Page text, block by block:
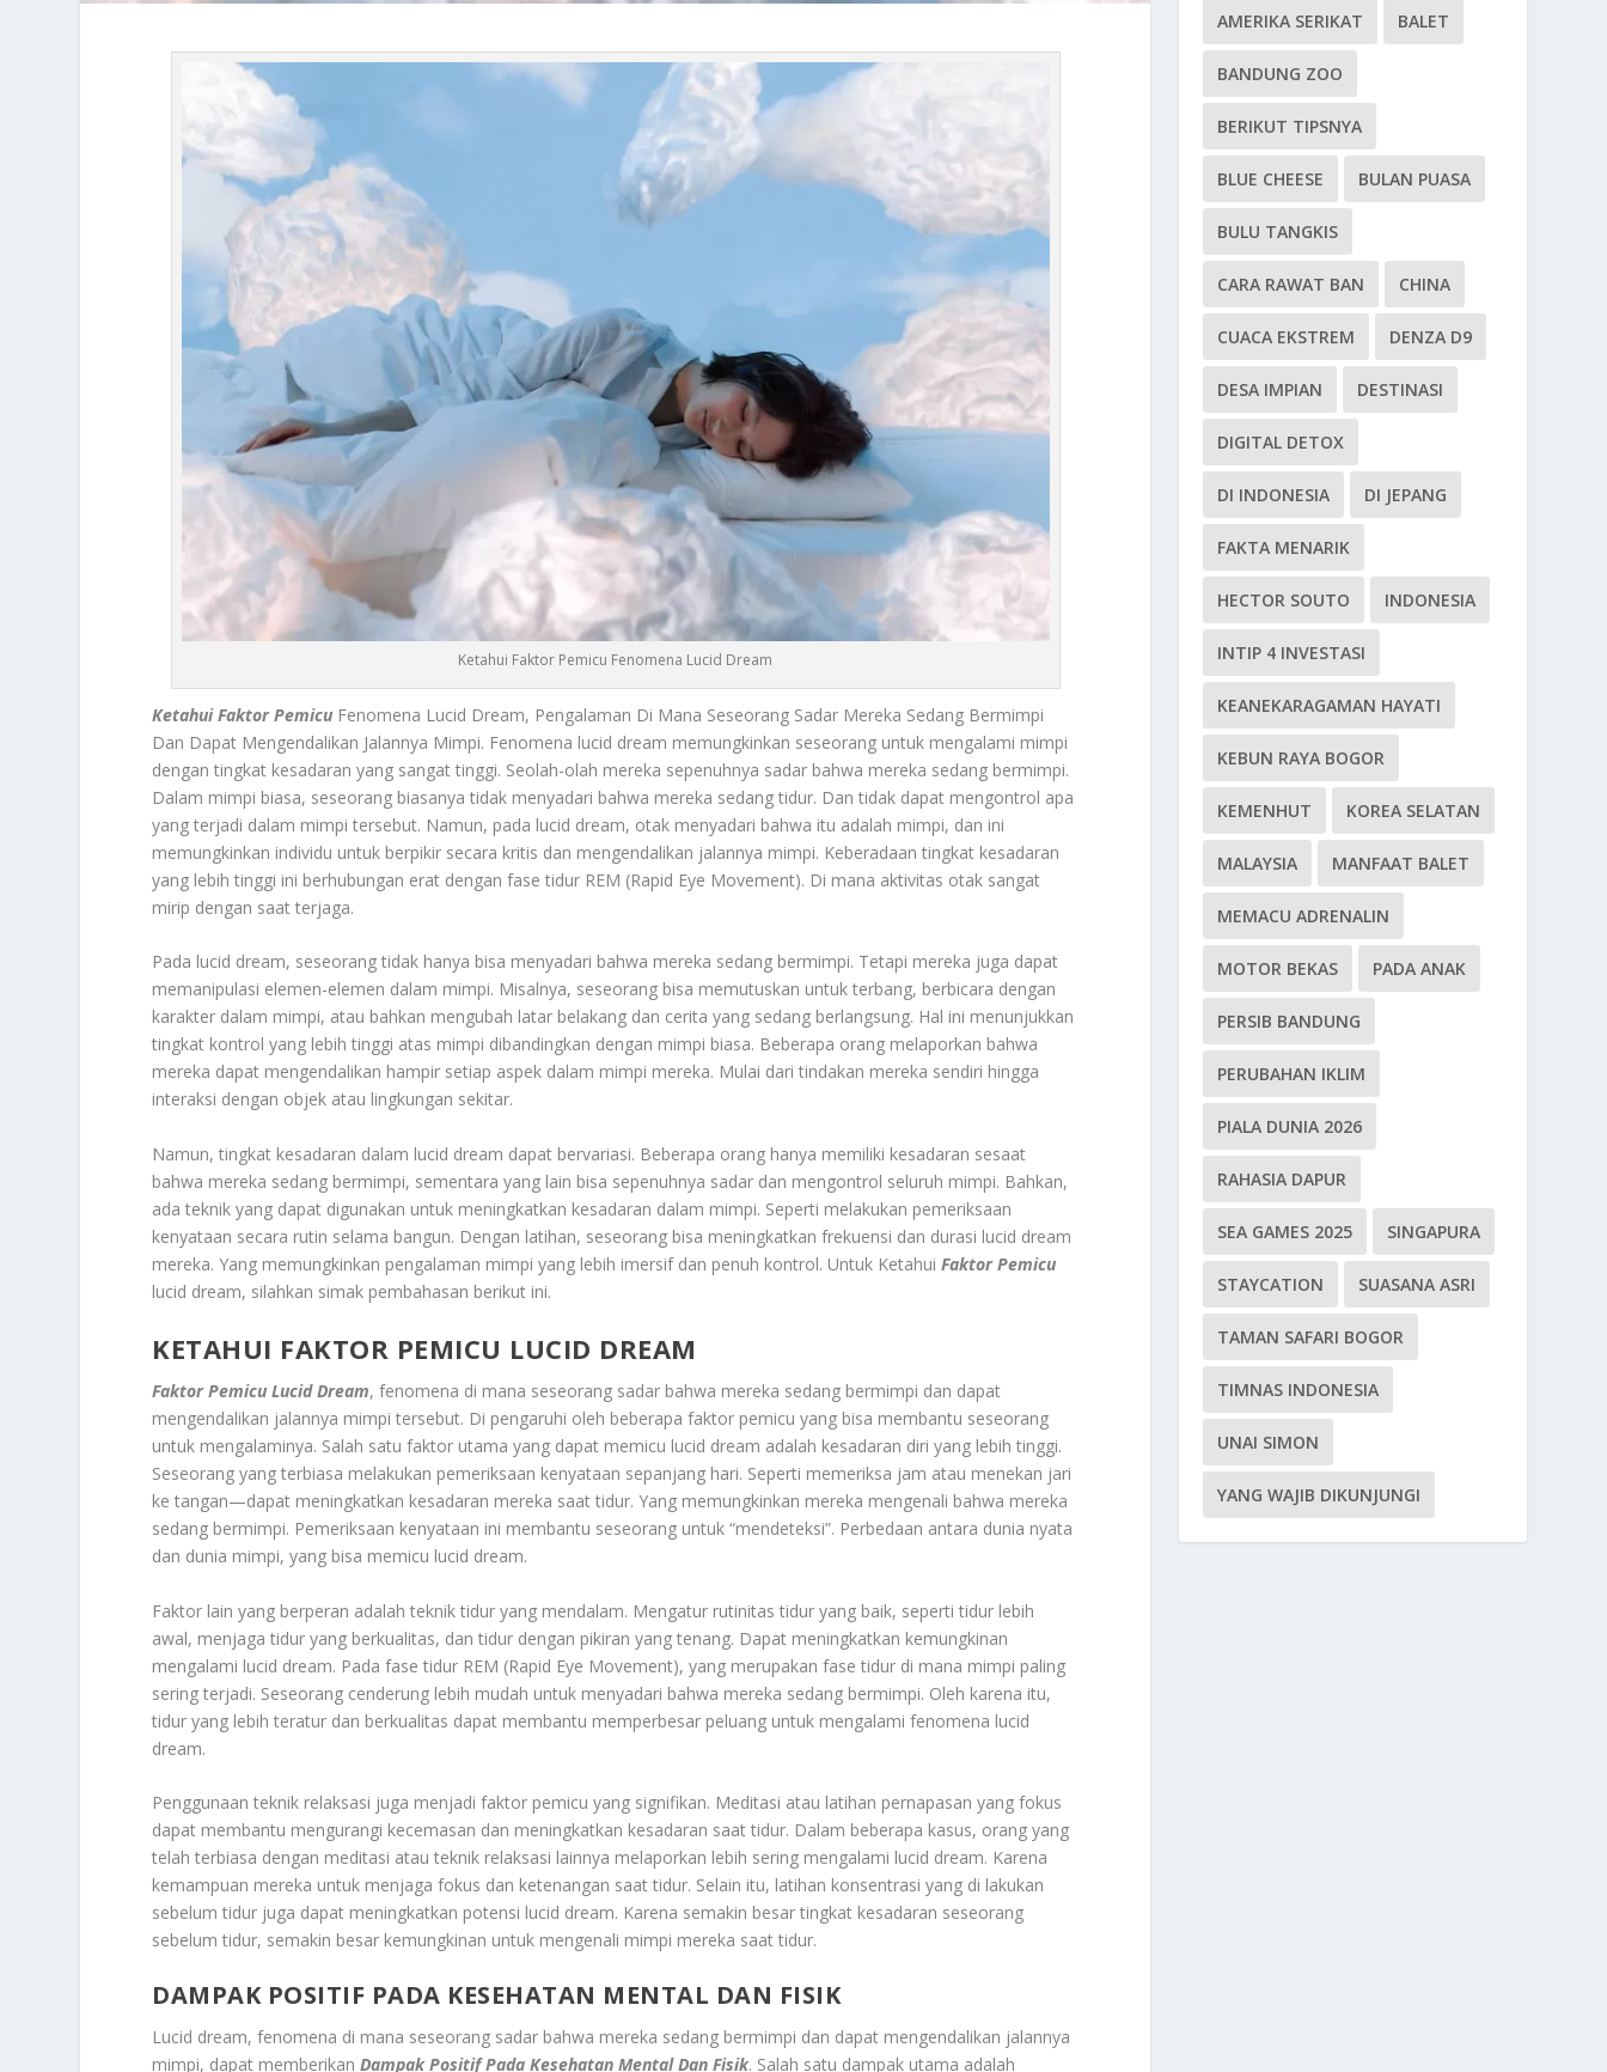
Ketahui Faktor Pemicu Fenomena Lucid Dream
Ketahui Faktor Pemicu Fenomena Lucid Dream, Pengalaman Di Mana Seseorang Sadar Mereka Sedang Bermimpi
Dan Dapat Mengendalikan Jalannya Mimpi. Fenomena lucid dream memungkinkan seseorang untuk mengalami mimpi
dengan tingkat kesadaran yang sangat tinggi. Seolah-olah mereka sepenuhnya sadar bahwa mereka sedang bermimpi.
Dalam mimpi biasa, seseorang biasanya tidak menyadari bahwa mereka sedang tidur. Dan tidak dapat mengontrol apa
yang terjadi dalam mimpi tersebut. Namun, pada lucid dream, otak menyadari bahwa itu adalah mimpi, dan ini
memungkinkan individu untuk berpikir secara kritis dan mengendalikan jalannya mimpi. Keberadaan tingkat kesadaran
yang lebih tinggi ini berhubungan erat dengan fase tidur REM (Rapid Eye Movement). Di mana aktivitas otak sangat
mirip dengan saat terjaga.
Pada lucid dream, seseorang tidak hanya bisa menyadari bahwa mereka sedang bermimpi. Tetapi mereka juga dapat
memanipulasi elemen-elemen dalam mimpi. Misalnya, seseorang bisa memutuskan untuk terbang, berbicara dengan
karakter dalam mimpi, atau bahkan mengubah latar belakang dan cerita yang sedang berlangsung. Hal ini menunjukkan
tingkat kontrol yang lebih tinggi atas mimpi dibandingkan dengan mimpi biasa. Beberapa orang melaporkan bahwa
mereka dapat mengendalikan hampir setiap aspek dalam mimpi mereka. Mulai dari tindakan mereka sendiri hingga
interaksi dengan objek atau lingkungan sekitar.
Namun, tingkat kesadaran dalam lucid dream dapat bervariasi. Beberapa orang hanya memiliki kesadaran sesaat
bahwa mereka sedang bermimpi, sementara yang lain bisa sepenuhnya sadar dan mengontrol seluruh mimpi. Bahkan,
ada teknik yang dapat digunakan untuk meningkatkan kesadaran dalam mimpi. Seperti melakukan pemeriksaan
kenyataan secara rutin selama bangun. Dengan latihan, seseorang bisa meningkatkan frekuensi dan durasi lucid dream
mereka. Yang memungkinkan pengalaman mimpi yang lebih imersif dan penuh kontrol. Untuk KetahuiFaktor Pemicu
lucid dream, silahkan simak pembahasan berikut ini.
KETAHUI FAKTOR PEMICU LUCID DREAM
Faktor Pemicu Lucid Dream, fenomena di mana seseorang sadar bahwa mereka sedang bermimpi dan dapat
mengendalikan jalannya mimpi tersebut. Di pengaruhi oleh beberapa faktor pemicu yang bisa membantu seseorang
untuk mengalaminya. Salah satu faktor utama yang dapat memicu lucid dream adalah kesadaran diri yang lebih tinggi.
Seseorang yang terbiasa melakukan pemeriksaan kenyataan sepanjang hari. Seperti memeriksa jam atau menekan jari
ke tangan—dapat meningkatkan kesadaran mereka saat tidur. Yang memungkinkan mereka mengenali bahwa mereka
sedang bermimpi. Pemeriksaan kenyataan ini membantu seseorang untuk “mendeteksi”. Perbedaan antara dunia nyata
dan dunia mimpi, yang bisa memicu lucid dream.
Faktor lain yang berperan adalah teknik tidur yang mendalam. Mengatur rutinitas tidur yang baik, seperti tidur lebih
awal, menjaga tidur yang berkualitas, dan tidur dengan pikiran yang tenang. Dapat meningkatkan kemungkinan
mengalami lucid dream. Pada fase tidur REM (Rapid Eye Movement), yang merupakan fase tidur di mana mimpi paling
sering terjadi. Seseorang cenderung lebih mudah untuk menyadari bahwa mereka sedang bermimpi. Oleh karena itu,
tidur yang lebih teratur dan berkualitas dapat membantu memperbesar peluang untuk mengalami fenomena lucid
dream.
Penggunaan teknik relaksasi juga menjadi faktor pemicu yang signifikan. Meditasi atau latihan pernapasan yang fokus
dapat membantu mengurangi kecemasan dan meningkatkan kesadaran saat tidur. Dalam beberapa kasus, orang yang
telah terbiasa dengan meditasi atau teknik relaksasi lainnya melaporkan lebih sering mengalami lucid dream. Karena
kemampuan mereka untuk menjaga fokus dan ketenangan saat tidur. Selain itu, latihan konsentrasi yang di lakukan
sebelum tidur juga dapat meningkatkan potensi lucid dream. Karena semakin besar tingkat kesadaran seseorang
sebelum tidur, semakin besar kemungkinan untuk mengenali mimpi mereka saat tidur.
DAMPAK POSITIF PADA KESEHATAN MENTAL DAN FISIK
Lucid dream, fenomena di mana seseorang sadar bahwa mereka sedang bermimpi dan dapat mengendalikan jalannya
mimpi, dapat memberikanDampak Positif Pada Kesehatan Mental Dan Fisik. Salah satu dampak utama adalah
AMERIKA SERIKAT BALET
BANDUNG ZOO
BERIKUT TIPSNYA
BLUE CHEESE BULAN PUASA
BULU TANGKIS
CARA RAWAT BAN CHINA
CUACA EKSTREM DENZA D9
DESA IMPIAN DESTINASI
DIGITAL DETOX
DI INDONESIA DI JEPANG
FAKTA MENARIK
HECTOR SOUTO INDONESIA
INTIP 4 INVESTASI
KEANEKARAGAMAN HAYATI
KEBUN RAYA BOGOR
KEMENHUT KOREA SELATAN
MALAYSIA MANFAAT BALET
MEMACU ADRENALIN
MOTOR BEKAS PADA ANAK
PERSIB BANDUNG
PERUBAHAN IKLIM
PIALA DUNIA 2026
RAHASIA DAPUR
SEA GAMES 2025 SINGAPURA
STAYCATION SUASANA ASRI
TAMAN SAFARI BOGOR
TIMNAS INDONESIA
UNAI SIMON
YANG WAJIB DIKUNJUNGI